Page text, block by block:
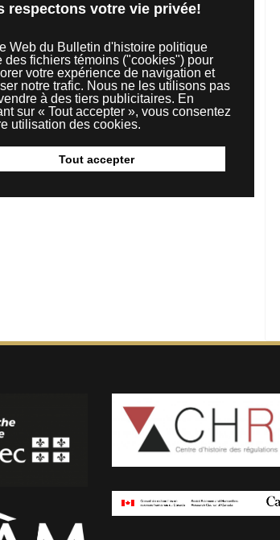
respectons votre vie privée!
Web du Bulletin d'histoire politique
des fichiers témoins ("cookies") pour
votre expérience de navigation et
notre trafic. Nous ne les utilisons pas
à des tiers publicitaires. En
sur « Tout accepter », vous consentez
utilisation des cookies.
Tout accepter
de-vie) et de lamaconha (cannabis)
au service du Canada français » :
de Montréal, 1949-1960, par